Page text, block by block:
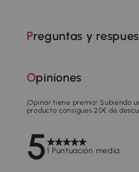
Preguntas y
Opiniones
51 Puntuación media
¡Opinar tiene premio! Subiendo
producto consigues 20€ de